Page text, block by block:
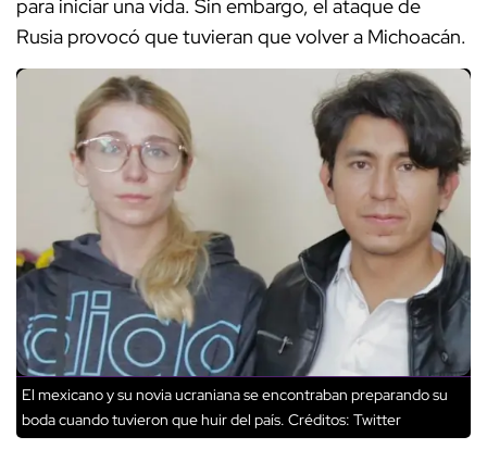
para iniciar una vida. Sin embargo, el ataque de
Rusia provocó que tuvieran que volver a Michoacán.
El mexicano y su novia ucraniana se encontraban preparando su
boda cuando tuvieron que huir del país. Créditos: Twitter